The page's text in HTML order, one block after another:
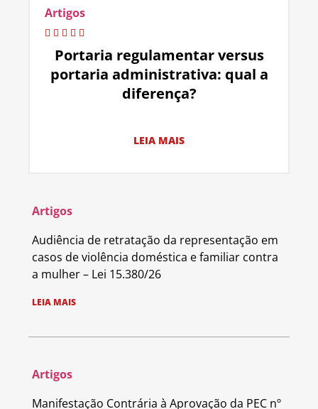
Artigos
Portaria regulamentar versus
portaria administrativa: qual a
diferença?
LEIA MAIS
Artigos
Audiência de retratação da representação em
casos de violência doméstica e familiar contra
a mulher – Lei 15.380/26
LEIA MAIS
Artigos
Manifestação Contrária à Aprovação da PEC nº